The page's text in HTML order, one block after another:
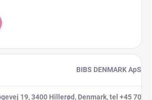
BIBS DENMARK ApS
19, 3400 Hillerød, Denmark, tel +45 70